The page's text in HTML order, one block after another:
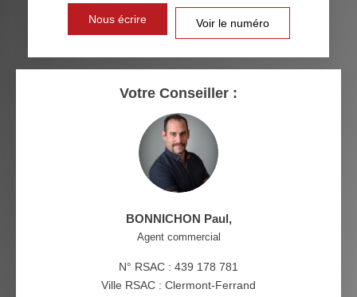
DISTANCE DE L'AÉROPORT :
RESTAURANTS ET CAFÉS COMMERCES
Nous écrire Voir le numéro
Votre Conseiller :
BONNICHON Paul,
Agent commercial
N° RSAC : 439 178 781
Ville RSAC : Clermont-Ferrand